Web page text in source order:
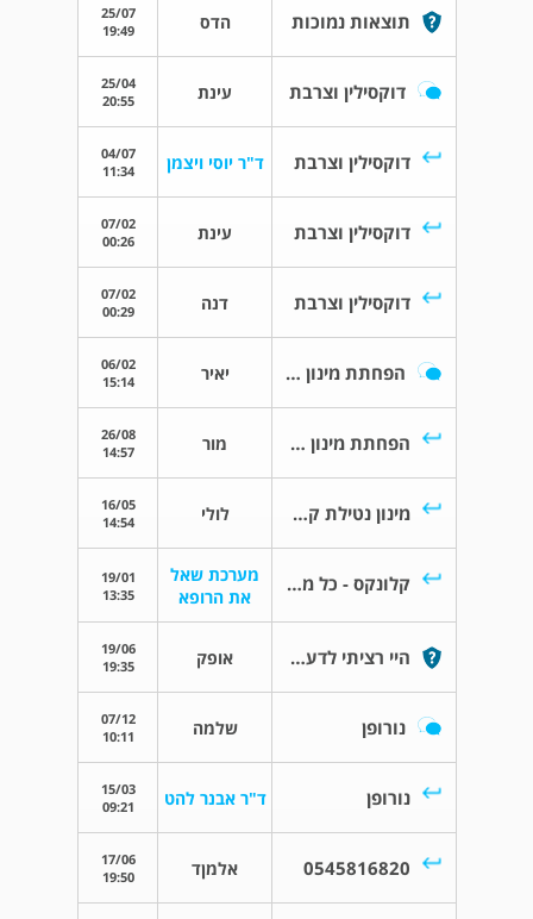
תוצאות נמוכות הדס
25/07
19:49
דוקסילין וצרבת עינת
25/04
20:55
דוקסילין וצרבת ד"ר יוסי ויצמן
04/07
11:34
דוקסילין וצרבת עינת
07/02
00:26
דוקסילין וצרבת דנה
07/02
00:29
הפחתת מינון קלונקס 3 מ"ג - חוות דעת יאיר
06/02
15:14
הפחתת מינון קלונקס 3 מ"ג - חוות דעת מור
26/08
14:57
מינון נטילת קלונקס בבדיקת דם לולי
16/05
14:54
קלונקס - כל מה שחשוב לדעת
מערכת שאל
את הרופא
19/01
13:35
היי רציתי לדעת אם בדיקת cpk יצא 32 אופק
19/06
19:35
נורופן שלמה
07/12
10:11
נורופן ד"ר אבנר להט
15/03
09:21
0545816820 אלמןד
17/06
19:50